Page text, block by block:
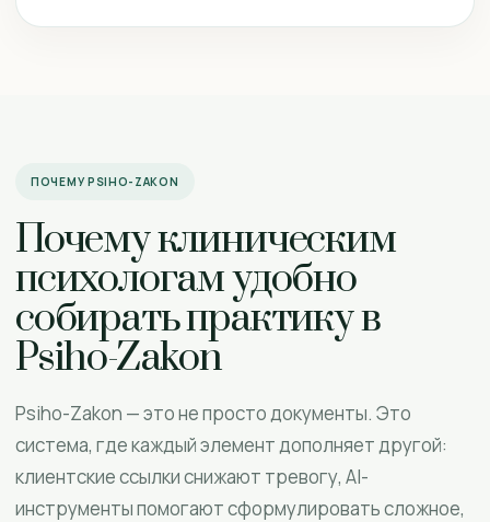
ПОЧЕМУ PSIHO-ZAKON
Почему клиническим
психологам удобно
собирать практику в
Psiho-Zakon
Psiho-Zakon — это не просто документы. Это
система, где каждый элемент дополняет другой:
клиентские ссылки снижают тревогу, AI-
инструменты помогают сформулировать сложное,